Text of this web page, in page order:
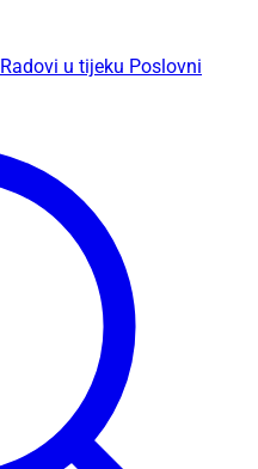
Radovi u tijeku Poslovni